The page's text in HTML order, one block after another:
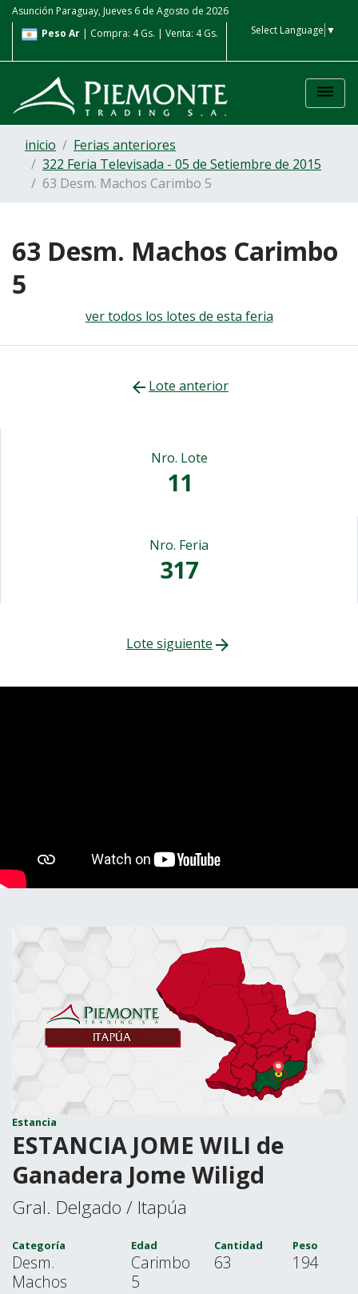
Asunción Paraguay, Jueves 6 de Agosto de 2026
Peso Ar| Compra: 4 Gs. | Venta: 4 Gs. Real| Compra: 1.100
Select Language ▼
dehaze
inicio
Ferias anteriores
322 Feria Televisada - 05 de Setiembre de 2015
63 Desm. Machos Carimbo 5
63 Desm. Machos Carimbo
5
ver todos los lotes de esta feria
arrow_back Lote anterior
Nro. Lote
11
Nro. Feria
317
Lote siguiente arrow_forward
Estancia
ESTANCIA JOME WILI de
Ganadera Jome Wiligd
Gral. Delgado / Itapúa
Categoría
Desm.
Machos
Edad
Carimbo
5
Cantidad
63
Peso
194